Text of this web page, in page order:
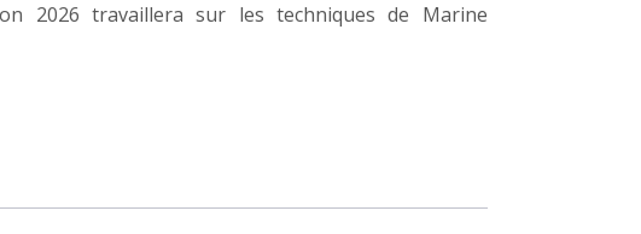
2026 travaillera sur les techniques de Marine